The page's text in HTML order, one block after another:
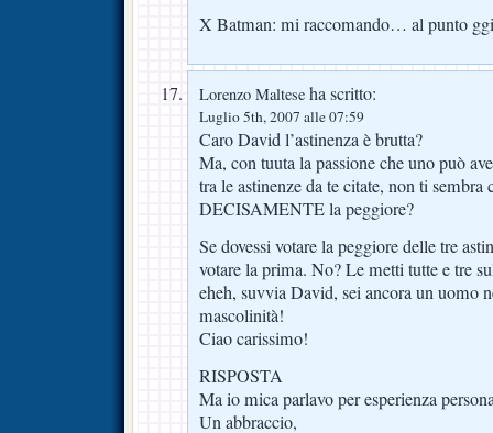
X Batman: mi raccomando… al punto
Lorenzo Maltese ha scritto:
Luglio 5th, 2007 alle 07:59
Caro David l’astinenza è brutta?
Ma, con tuuta la passione che uno può
tra le astinenze da te citate, non ti sembra
DECISAMENTE la peggiore?
Se dovessi votare la peggiore delle tre
votare la prima. No? Le metti tutte e tre
eheh, suvvia David, sei ancora un uomo
mascolinità!
Ciao carissimo!
RISPOSTA
Ma io mica parlavo per esperienza
Un abbraccio,